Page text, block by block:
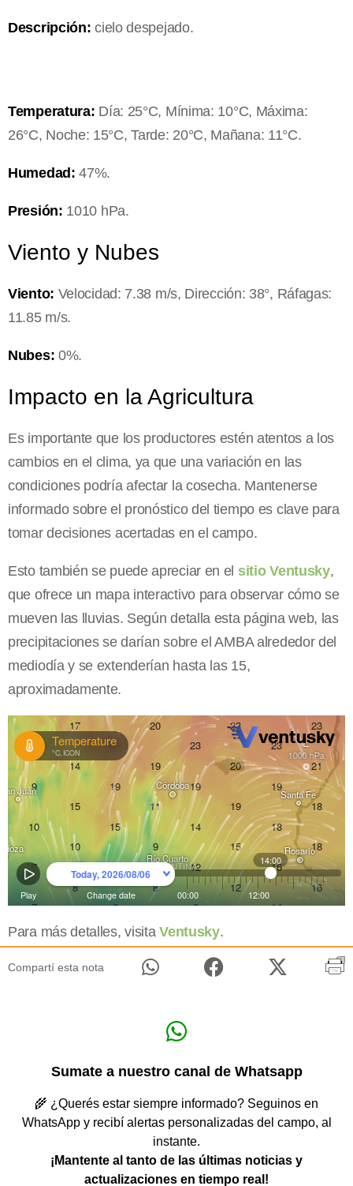
Descripción: cielo despejado.
Temperatura: Día: 25°C, Mínima: 10°C, Máxima:
26°C, Noche: 15°C, Tarde: 20°C, Mañana: 11°C.
Humedad: 47%.
Presión: 1010 hPa.
Viento y Nubes
Viento: Velocidad: 7.38 m/s, Dirección: 38°, Ráfagas:
11.85 m/s.
Nubes: 0%.
Impacto en la Agricultura
Es importante que los productores estén atentos a los
cambios en el clima, ya que una variación en las
condiciones podría afectar la cosecha. Mantenerse
informado sobre el pronóstico del tiempo es clave para
tomar decisiones acertadas en el campo.
Esto también se puede apreciar en el sitio Ventusky,
que ofrece un mapa interactivo para observar cómo se
mueven las lluvias. Según detalla esta página web, las
precipitaciones se darían sobre el AMBA alrededor del
mediodía y se extenderían hasta las 15,
aproximadamente.
Para más detalles, visitaVentusky.
Compartí esta nota
Sumate a nuestro canal de Whatsapp
🌾 ¿Querés estar siempre informado? Seguinos en
WhatsApp y recibí alertas personalizadas del campo, al
instante.
¡Mantente al tanto de las últimas noticias y
actualizaciones en tiempo real!